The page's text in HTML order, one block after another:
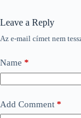
Leave a Reply
Az e-mail címet nem
Name *
Add Comment *